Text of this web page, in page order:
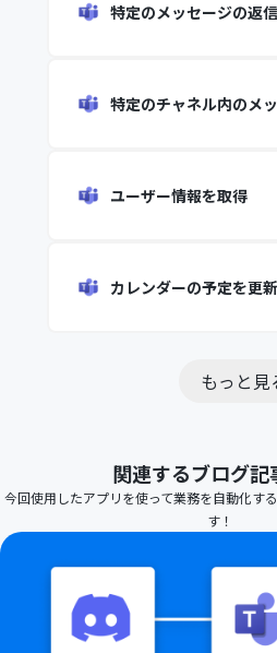
特定のメッセージの返
特定のチャネル内のメ
ユーザー情報を取得
カレンダーの予定を更
もっと見
関連するブログ記
今回使用したアプリを使って業務を自動化す
す！